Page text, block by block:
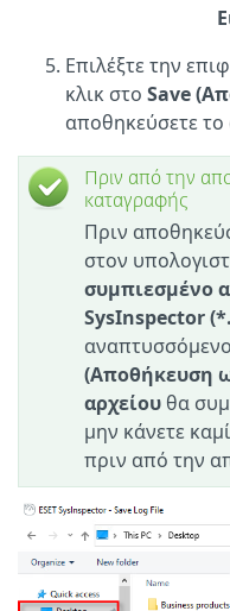
Επιλέξτε την
κλικ στο Save
αποθηκεύσετε
Πριν από την
καταγραφής
Πριν
στον
συμπιεσμένο
SysInspector
(Αποθήκευση
αρχείου θα
μην κάνετε
πριν από την